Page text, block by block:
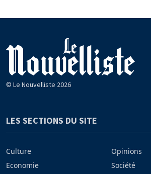
© Le Nouvelliste 2026
LES SECTIONS DU SITE
Culture
Economie
Opinions
Société